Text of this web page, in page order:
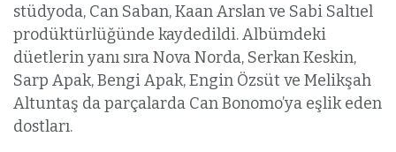
stüdyoda, Can Saban, Kaan Arslan ve Sabi Saltıel
prodüktürlüğünde kaydedildi. Albümdeki
düetlerin yanı sıra Nova Norda, Serkan Keskin,
Sarp Apak, Bengi Apak, Engin Özsüt ve Melikşah
Altuntaş da parçalarda Can Bonomo’ya eşlik eden
dostları.